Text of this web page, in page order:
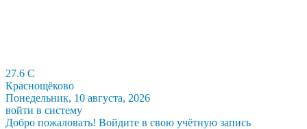
27.6 C
Краснощёково
Понедельник, 10 августа, 2026
войти в систему
Добро пожаловать! Войдите в свою учётную запись